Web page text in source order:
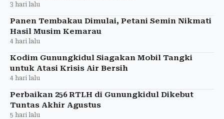
3 hari lalu
Panen Tembakau Dimulai, Petani Semin Nikmati
Hasil Musim Kemarau
4 hari lalu
Kodim Gunungkidul Siagakan Mobil Tangki
untuk Atasi Krisis Air Bersih
4 hari lalu
Perbaikan 256 RTLH di Gunungkidul Dikebut
Tuntas Akhir Agustus
5 hari lalu